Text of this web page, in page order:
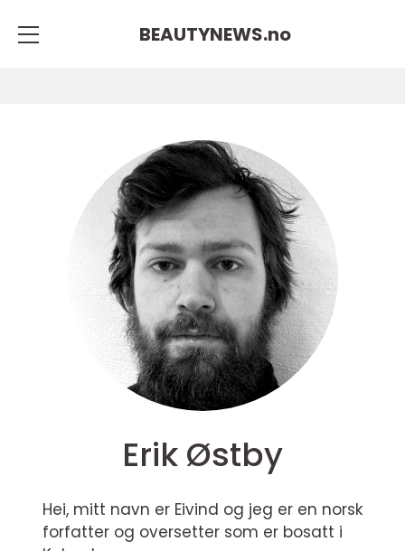
BEAUTYNEWS.no
Erik Østby
Hei, mitt navn er Eivind og jeg er en norsk
forfatter og oversetter som er bosatt i